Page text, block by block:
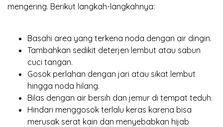
mengering. Berikut langkah-langkahnya:
Basahi area yang terkena noda dengan air dingin.
Tambahkan sedikit deterjen lembut atau sabun
cuci tangan.
Gosok perlahan dengan jari atau sikat lembut
hingga noda hilang.
Bilas dengan air bersih dan jemur di tempat teduh.
Hindari menggosok terlalu keras karena bisa
merusak serat kain dan menyebabkan hijab